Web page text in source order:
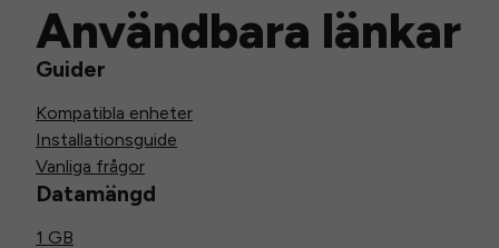
Användbara länkar
Guider
Kompatibla enheter
Installationsguide
Vanliga frågor
Datamängd
1 GB